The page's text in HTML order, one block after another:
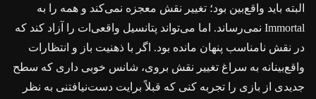
البته باید واقع‌بین بود؛ تغییر نقش معجزه نمی‌کند و همه را به
Immortal نمی‌رساند. اما می‌تواند پتانسیل واقعی‌ات را آزاد کند که
در نقش نامناسب پنهان مانده بود. اگر با ذهنیت باز و انتظارات
واقع‌بینانه به سراغ تغییر نقش بروی، شانس خوبی داری که سطح
جدیدی از بازی را تجربه کنی که قبلاً برایت دست‌نیافتنی به نظر